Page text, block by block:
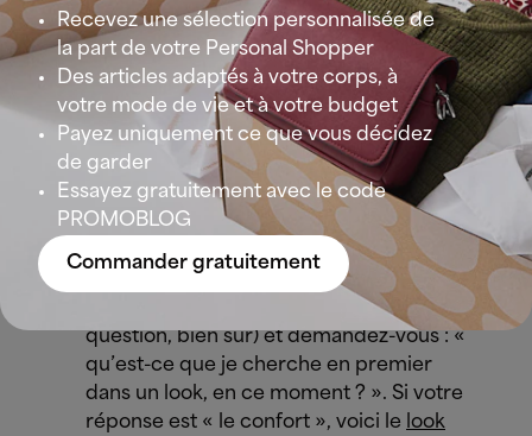
allonger votre silhouette et une paire de
bottinestype santiags. L’accessoire final :
le Borsalino, emblématique du boho
moderne.
Votrelook casual du
printemps
Fermez les yeux (après avoir lu la
question, bien sûr) et demandez-vous : «
qu’est-ce que je cherche en premier
dans un look, en ce moment ? ». Si votre
réponse est « le confort », voici le look
Recevez une sélection personnalisée de
la part de votre Personal Shopper
Des articles adaptés à votre corps, à
votre mode de vie et à votre budget
Payez uniquement ce que vous décidez
de garder
Essayez gratuitement avec le code
PROMOBLOG
Commander gratuitement